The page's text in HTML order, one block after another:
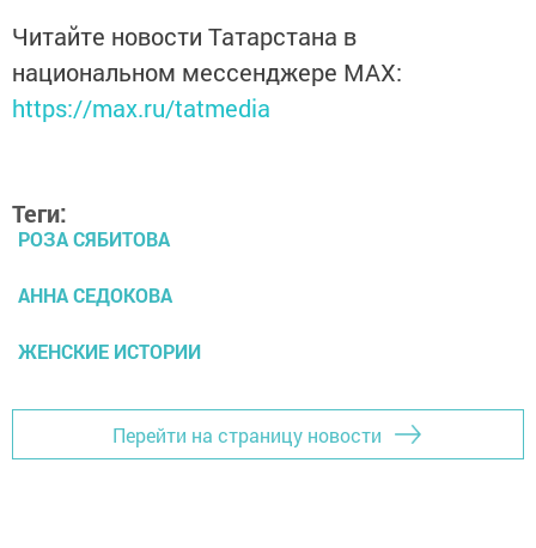
Читайте новости Татарстана в
национальном мессенджере MАХ:
https://max.ru/tatmedia
Теги:
РОЗА СЯБИТОВА
АННА СЕДОКОВА
ЖЕНСКИЕ ИСТОРИИ
Перейти на страницу новости